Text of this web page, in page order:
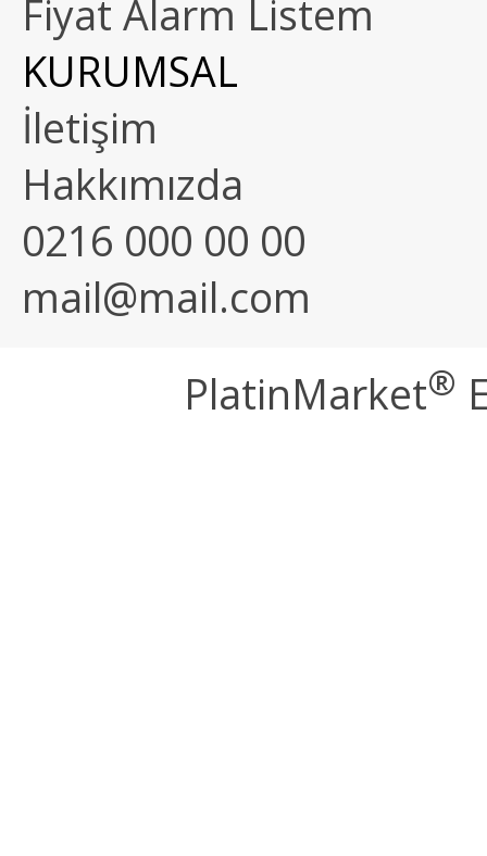
Fiyat Alarm Listem
KURUMSAL
İletişim
Hakkımızda
0216 000 00 00
mail@mail.com
PlatinMarket®